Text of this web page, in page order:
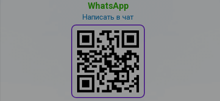
WhatsApp
Написать в чат